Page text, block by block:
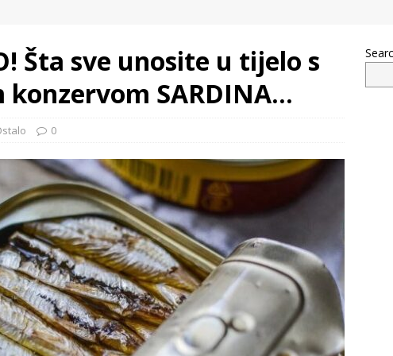
Šta sve unosite u tijelo s
SARDINA…
0